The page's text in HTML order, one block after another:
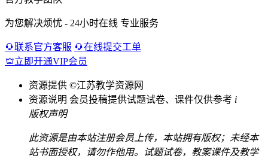
为您解决烦忧 - 24小时在线 专业服务
联系官方客服
在线提交工单
立即开通VIP会员
资源提供 ©江苏教学资源网
资源说明 会员投稿提供试题试卷、课件仅供参考 i
版权声明
此资源是由本站注册会员上传，本站拥有版权；未经本
站书面授权，请勿作他用。试题试卷，教案课件及教学